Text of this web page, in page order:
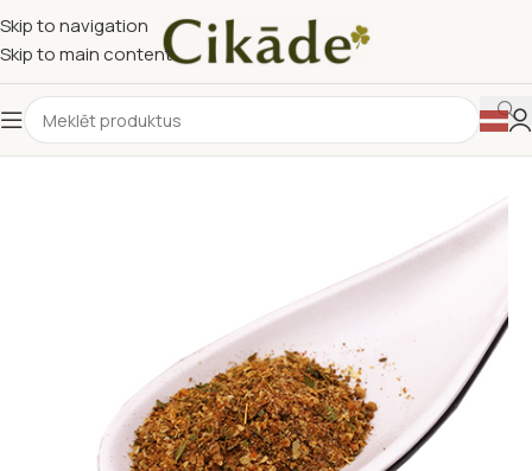
Skip to navigation
Skip to main content